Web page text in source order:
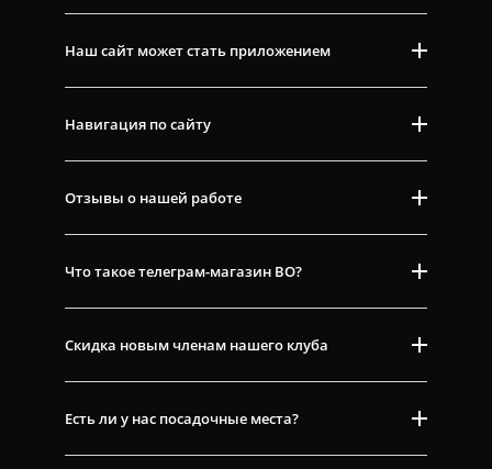
Наш сайт может стать приложением
Навигация по сайту
Отзывы о нашей работе
Что такое телеграм-магазин ВО?
Скидка новым членам нашего клуба
Есть ли у нас посадочные места?